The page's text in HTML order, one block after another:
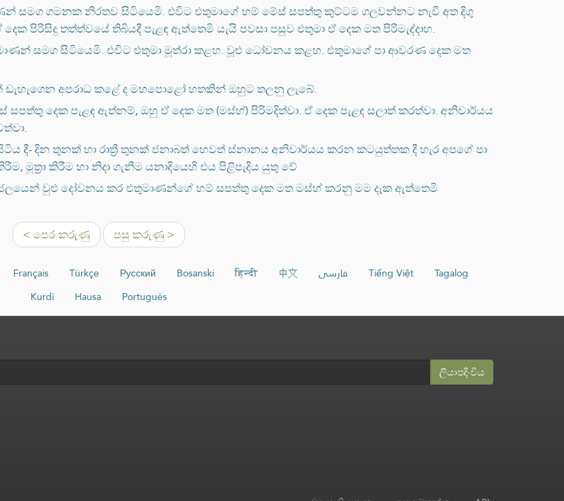
සමග ගමනක නිරතව සිටියෙමි. එවිට එතුමාගේ හම් මේස් සපත්තු කුට්ටම ගලවන්නට නැවී අත දිගු
පිරිසිදු තත්ත්වයේ තිබියදී පැළඳ ඇත්තෙමි යැයි පවසා පසුව එතුමා ඒ දෙක මත පිරිමැද්දාහ.
සමග සිටියෙමි. එවිට එතුමා මූත්රා කළහ. වූළු ධෝවනය කළහ. එතුමාගේ පා ආවරණ දෙක මත
අපරාධ කළේ ද මහපොළෝ හතකින් ඔහුට තලනු ලැබේ.
දෙක පැළඳ ඇත්නම්, ඔහු ඒ දෙක මත (මස්හ්) පිරිමදිත්වා. ඒ දෙක පැළඳ සලාත් කරත්වා. අනිවාර්යය
දී- දින තුනක් හා රාත්‍රී තුනක් ජනාබත් හෙවත් ස්නානය අනිවාර්යය කරන කටයුත්තක දී හැර අපගේ පා
කිරීම හා නිදා ගැනීම යනාදියෙහි එය පිළිපැදිය යුතු වේ
වුළු දෝවනය කර එතුමාණන්ගේ හම් සපත්තු දෙක මත මස්හ් කරනු මම දැක ඇත්තෙමි
< පෙර කරුණු පසු කරුණු >
Français Türkçe Русский Bosanski हिन्दी 中文 فارسی Tiếng Việt
Tagalog
Kurdî
Hausa Português
ලියාපදිංචිය